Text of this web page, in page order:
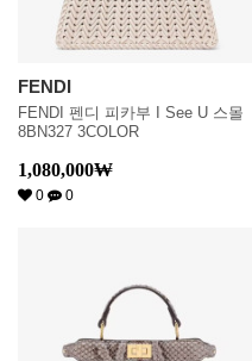
FENDI
FENDI 펜디 피카부 I See U 스몰
8BN327 3COLOR
1,080,000₩
0 0